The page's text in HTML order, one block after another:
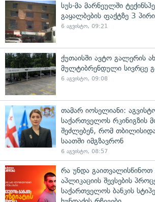
სუს-მა მარნეულში
გაყალბების ფაქტზე 3
6 აგვისტო, 09:21
ქუთაისში ავტო გალერის
მულტიბრენდული სივრცე
6 აგვისტო, 09:08
თამარ იოსელიანი:
საქართველოს რკინიგზის
შეძლებენ, რომ
საათში იმგზავრონ
6 აგვისტო, 08:57
რა უნდა გაითვალისწინოთ
აპლიკაციის შევსების
საქართველოს ბანკის